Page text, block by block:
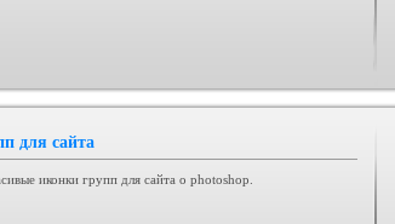
для сайта
иконки групп для сайта о photoshop.